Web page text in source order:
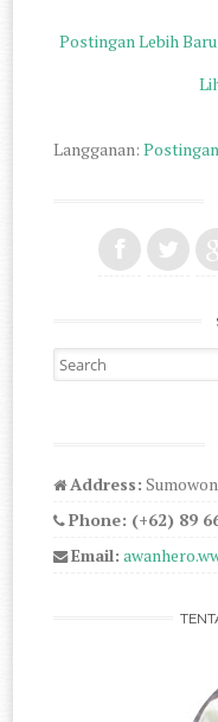
Postingan Lebih Baru
Langganan:
Search for:
Address:
Phone: (+62) 89
Email: